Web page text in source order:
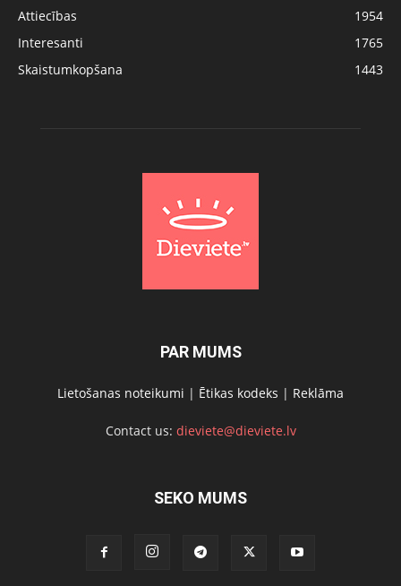
Attiecības
1954
Interesanti
1765
Skaistumkopšana
1443
PAR MUMS
Lietošanas noteikumi | Ētikas kodeks | Reklāma
Contact us: dieviete@dieviete.lv
SEKO MUMS